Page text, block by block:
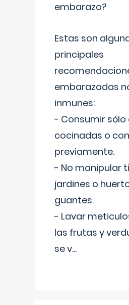
embarazo?
Estas son
principales
embarazadas
inmunes:
- Consumir sólo
cocinadas o
previamente.
- No manipular
jardines o
guantes.
- Lavar
las frutas y
se v...